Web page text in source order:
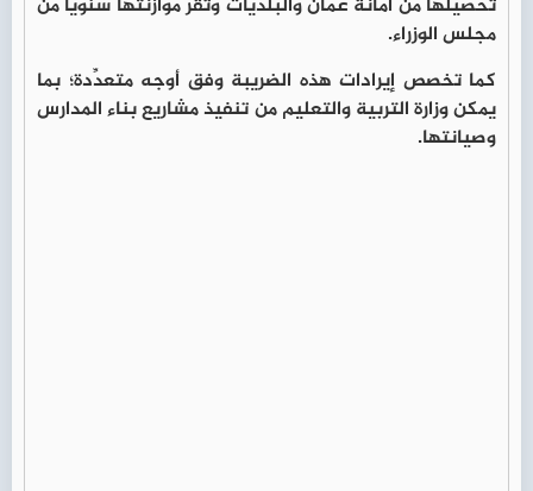
تحصيلها من أمانة عمان والبلديات وتقر موازنتها سنوياً من
مجلس الوزراء.
كما تخصص إيرادات هذه الضريبة وفق أوجه متعدِّدة؛ بما
يمكن وزارة التربية والتعليم من تنفيذ مشاريع بناء المدارس
وصيانتها.